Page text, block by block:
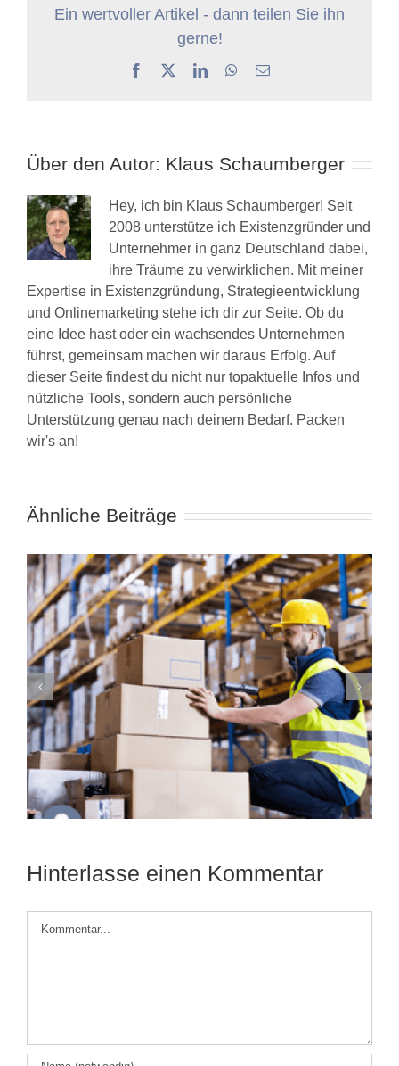
Ein wertvoller Artikel - dann teilen Sie ihn
gerne!
Facebook LinkedInWhatsApp
E-
Über den Autor: Klaus Schaumberger
Hey, ich bin Klaus Schaumberger! Seit
2008 unterstütze ich Existenzgründer und
Unternehmer in ganz Deutschland dabei,
ihre Träume zu verwirklichen. Mit meiner
Expertise in Existenzgründung, Strategieentwicklung
und Onlinemarketing stehe ich dir zur Seite. Ob du
eine Idee hast oder ein wachsendes Unternehmen
führst, gemeinsam machen wir daraus Erfolg. Auf
dieser Seite findest du nicht nur topaktuelle Infos und
nützliche Tools, sondern auch persönliche
Unterstützung genau nach deinem Bedarf. Packen
wir's an!
Ähnliche Beiträge
Betriebskosten verringern: Effektive
Strategien für mehr Effizienz im
Unternehmen
Hinterlasse einen Kommentar